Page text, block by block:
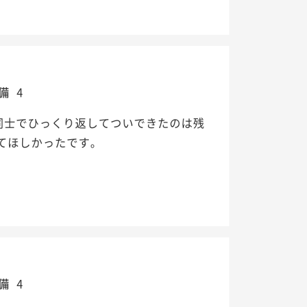
4
でひっくり返してついできたのは残
しかったです。
4